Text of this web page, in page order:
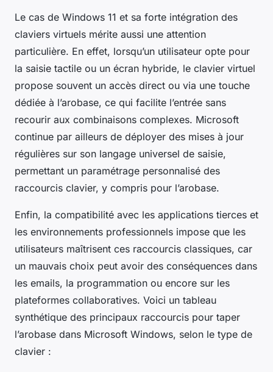
Le cas de Windows 11 et sa forte intégration des
claviers virtuels mérite aussi une attention
particulière. En effet, lorsqu’un utilisateur opte pour
la saisie tactile ou un écran hybride, le clavier virtuel
propose souvent un accès direct ou via une touche
dédiée à l’arobase, ce qui facilite l’entrée sans
recourir aux combinaisons complexes. Microsoft
continue par ailleurs de déployer des mises à jour
régulières sur son langage universel de saisie,
permettant un paramétrage personnalisé des
raccourcis clavier, y compris pour l’arobase.
Enfin, la compatibilité avec les applications tierces et
les environnements professionnels impose que les
utilisateurs maîtrisent ces raccourcis classiques, car
un mauvais choix peut avoir des conséquences dans
les emails, la programmation ou encore sur les
plateformes collaboratives. Voici un tableau
synthétique des principaux raccourcis pour taper
l’arobase dans Microsoft Windows, selon le type de
clavier :